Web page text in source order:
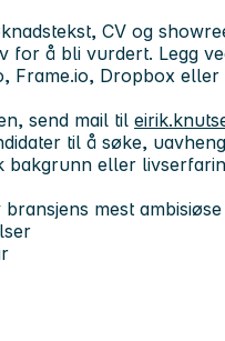
CV og
for å bli vurdert. Legg
Frame.io, Dropbox
send mail til
til å søke,
bakgrunn eller
mest